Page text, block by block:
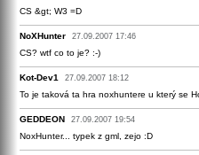
CS &gt; W3 =D
NoXHunter 27.09.2007 17:46
CS? wtf co to je? :-)
Kot-Dev1 27.09.2007 18:12
To je taková ta hra noxhuntere u který se
GEDDEON 27.09.2007 19:54
NoxHunter... typek z gml, zejo :D